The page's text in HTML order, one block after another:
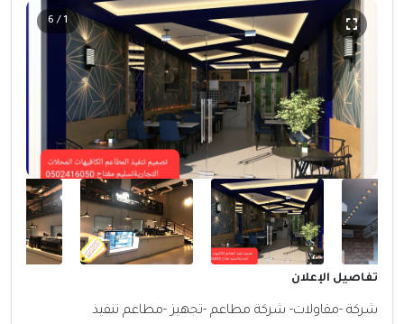
1 / 6
تفاصيل الإعلان
شركة -مقاولات- شركة مطاعم -تجهيز -مطاعم تنفيذ